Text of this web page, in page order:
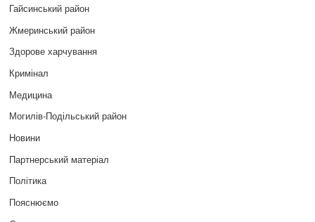
Гайсинський район
Жмеринський район
Здорове харчування
Кримінал
Медицина
Могилів-Подільський район
Новини
Партнерський матеріал
Політика
Пояснюємо